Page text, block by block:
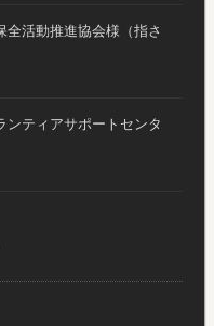
活動推進協会様（指さ
ンティアサポートセンタ